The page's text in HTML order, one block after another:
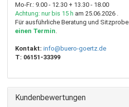
Mo-Fr.: 9.00 - 12.30 + 13.30 - 18.00
Achtung: nur bis 15 h am 25.06.2026 .
Für ausführliche Beratung und Sitzprobe
einen Termin
Kontakt: info@buero-goertz.de
T: 06151-33399
Kundenbewertungen